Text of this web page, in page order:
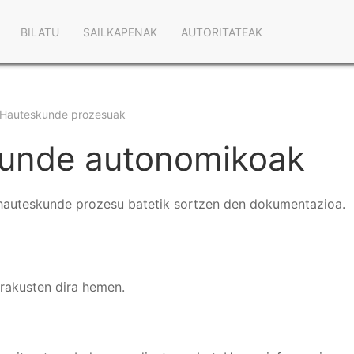
BILATU SAILKAPENAK AUTORITATEAK
Hauteskunde prozesuak
autonomikoak
prozesu batetik sortzen den dokumentazioa.
dira hemen.